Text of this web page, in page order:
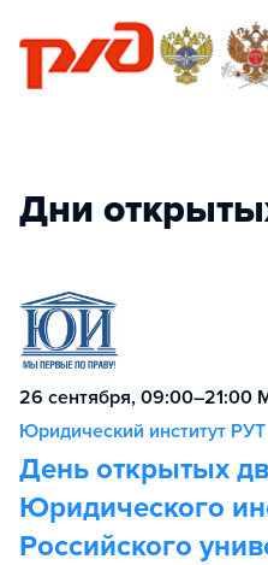
Дни
26 сентября, 09:00–21:00
Юридический институт
День открытых
Юридического
Российского